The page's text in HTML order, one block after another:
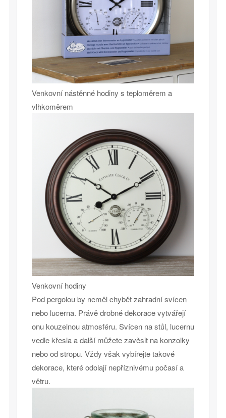
Venkovní nástěnné hodiny s teploměrem a
vlhkoměrem
Venkovní hodiny
Pod pergolou by neměl chybět zahradní svícen
nebo lucerna. Právě drobné dekorace vytvářejí
onu kouzelnou atmosféru. Svícen na stůl, lucernu
vedle křesla a další můžete zavěsit na konzolky
nebo od stropu. Vždy však vybírejte takové
dekorace, které odolají nepříznivému počasí a
větru.